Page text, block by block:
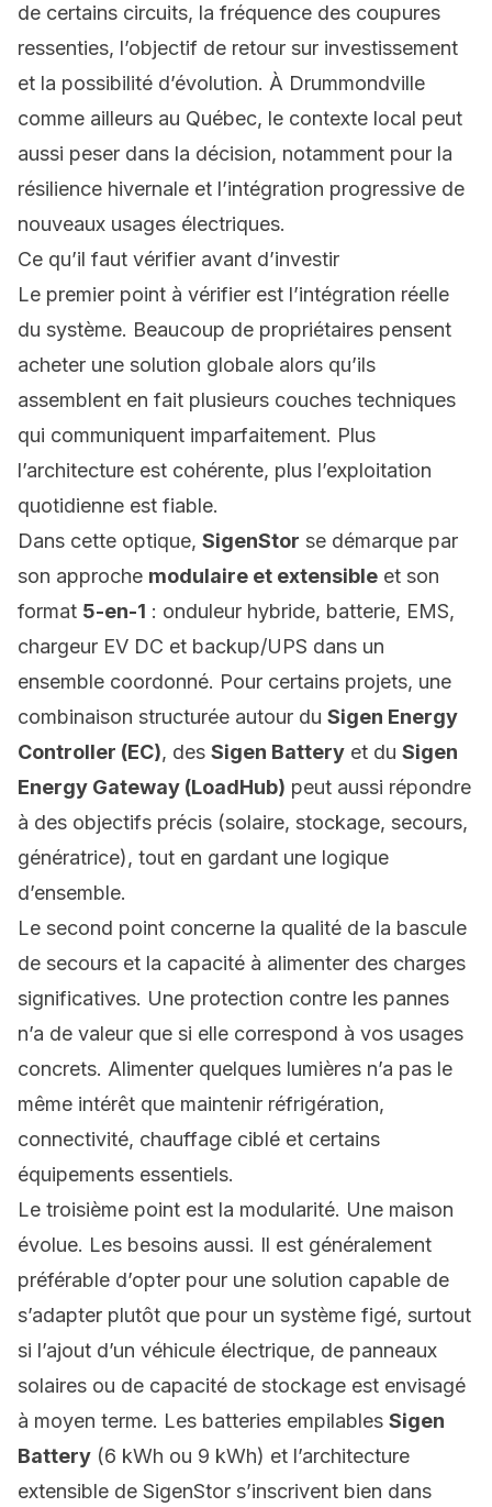
de certains circuits, la fréquence des coupures
ressenties, l’objectif de retour sur investissement
et la possibilité d’évolution. À Drummondville
comme ailleurs au Québec, le contexte local peut
aussi peser dans la décision, notamment pour la
résilience hivernale et l’intégration progressive de
nouveaux usages électriques.
Ce qu’il faut vérifier avant d’investir
Le premier point à vérifier est l’intégration réelle
du système. Beaucoup de propriétaires pensent
acheter une solution globale alors qu’ils
assemblent en fait plusieurs couches techniques
qui communiquent imparfaitement. Plus
l’architecture est cohérente, plus l’exploitation
quotidienne est fiable.
Dans cette optique, SigenStor se démarque par
son approche modulaire et extensible et son
format 5-en-1 : onduleur hybride, batterie, EMS,
chargeur EV DC et backup/UPS dans un
ensemble coordonné. Pour certains projets, une
combinaison structurée autour du Sigen Energy
Controller (EC), des Sigen Battery et du Sigen
Energy Gateway (LoadHub) peut aussi répondre
à des objectifs précis (solaire, stockage, secours,
génératrice), tout en gardant une logique
d’ensemble.
Le second point concerne la qualité de la bascule
de secours et la capacité à alimenter des charges
significatives. Une protection contre les pannes
n’a de valeur que si elle correspond à vos usages
concrets. Alimenter quelques lumières n’a pas le
même intérêt que maintenir réfrigération,
connectivité, chauffage ciblé et certains
équipements essentiels.
Le troisième point est la modularité. Une maison
évolue. Les besoins aussi. Il est généralement
préférable d’opter pour une solution capable de
s’adapter plutôt que pour un système figé, surtout
si l’ajout d’un véhicule électrique, de panneaux
solaires ou de capacité de stockage est envisagé
à moyen terme. Les batteries empilables Sigen
Battery (6 kWh ou 9 kWh) et l’architecture
extensible de SigenStor s’inscrivent bien dans